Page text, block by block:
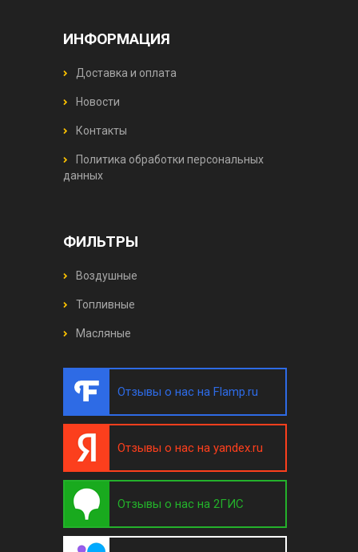
ИНФОРМАЦИЯ
Доставка и оплата
Новости
Контакты
Политика обработки персональных
данных
ФИЛЬТРЫ
Воздушные
Топливные
Масляные
Отзывы о нас на Flamp.ru
Отзывы о нас на yandex.ru
Отзывы о нас на 2ГИС